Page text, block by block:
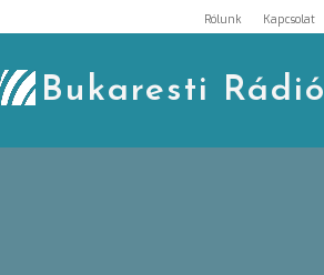
to
content
Rólunk Kapcsolat
Bukaresti Rádió